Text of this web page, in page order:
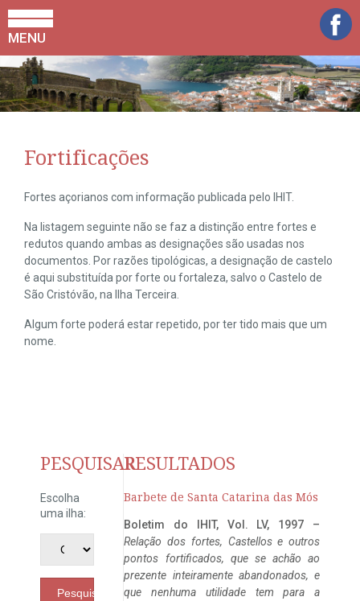
MENU
Fortificações
Fortes açorianos com informação publicada pelo IHIT.
Na listagem seguinte não se faz a distinção entre fortes e
redutos quando ambas as designações são usadas nos
documentos. Por razões tipológicas, a designação de castelo
é aqui substituída por forte ou fortaleza, salvo o Castelo de
São Cristóvão, na Ilha Terceira.
Algum forte poderá estar repetido, por ter tido mais que um
nome.
PESQUISAR
Escolha
uma ilha:
Pesquisar
RESULTADOS
Barbete de Santa Catarina das Mós
Boletim do IHIT, Vol. LV, 1997 –
Relação dos fortes, Castellos e outros
pontos fortificados, que se achão ao
prezente inteiramente abandonados, e
que nenhuma utilidade tem para a